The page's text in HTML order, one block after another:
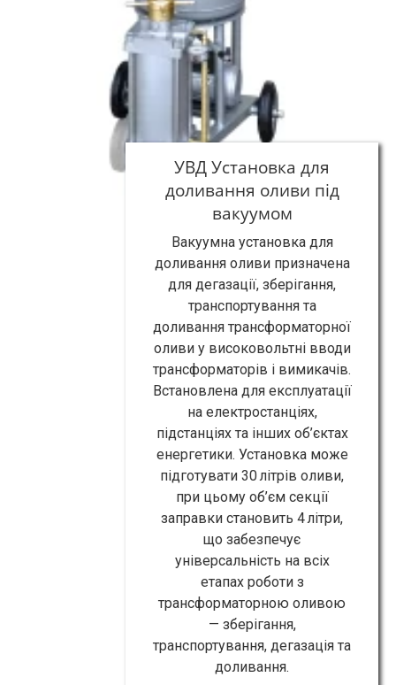
УВД Установка для
доливання оливи під
вакуумом
Вакуумна установка для
доливання оливи призначена
для дегазації, зберігання,
транспортування та
доливання трансформаторної
оливи у високовольтні вводи
трансформаторів і вимикачів.
Встановлена для експлуатації
на електростанціях,
підстанціях та інших об’єктах
енергетики. Установка може
підготувати 30 літрів оливи,
при цьому об’єм секції
заправки становить 4 літри,
що забезпечує
універсальність на всіх
етапах роботи з
трансформаторною оливою
— зберігання,
транспортування, дегазація та
доливання.